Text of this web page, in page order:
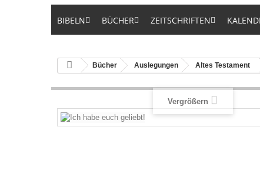
BIBELN BÜCHER ZEITSCHRIFTEN
Bücher Auslegungen Altes Testament
Vergrößern